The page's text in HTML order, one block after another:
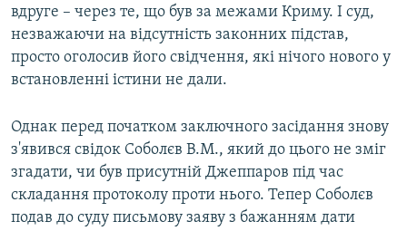
вдруге – через те, що був за межами Криму. І суд,
незважаючи на відсутність законних підстав,
просто оголосив його свідчення, які нічого нового у
встановленні істини не дали.
Однак перед початком заключного засідання знову
з'явився свідок Соболєв В.М., який до цього не зміг
згадати, чи був присутній Джеппаров під час
складання протоколу проти нього. Тепер Соболєв
подав до суду письмову заяву з бажанням дати